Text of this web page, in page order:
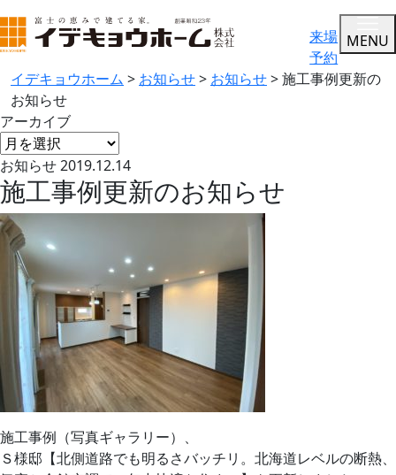
来場
予約
MENU
イデキョウホーム > お知らせ> お知らせ>施工事例更新の
お知らせ
アーカイブ
お知らせ2019.12.14
施工事例更新のお知らせ
施工事例（写真ギャラリー）、
Ｓ様邸【北側道路でも明るさバッチリ。北海道レベルの断熱、